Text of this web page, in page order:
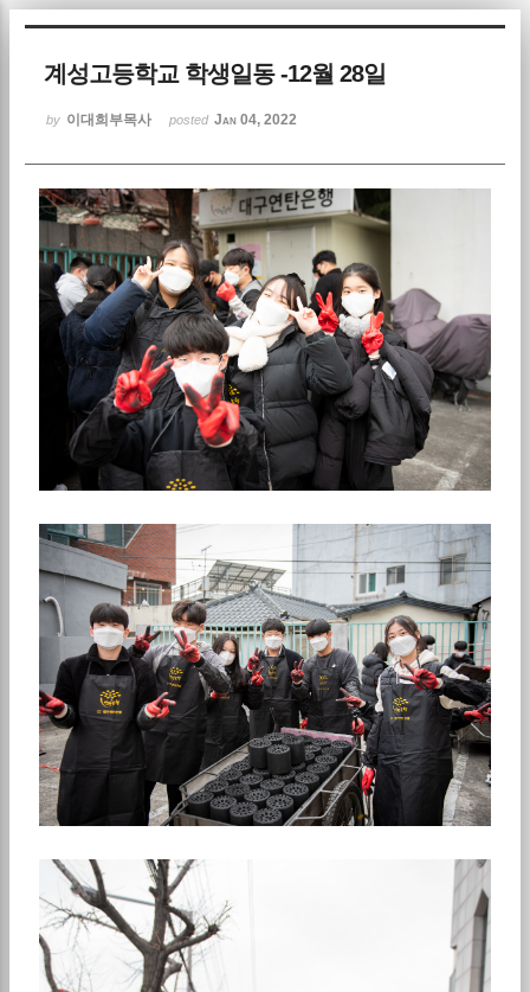
계성고등학교 학생일동 -12월 28일
by 이대희부목사 posted Jan 04, 2022
Sketchbook5, 스케치북5
Sketchbook5, 스케치북5